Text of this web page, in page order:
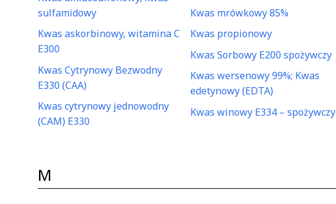
sulfamidowy
Kwas askorbinowy, witamina C
E300
Kwas Cytrynowy Bezwodny
E330 (CAA)
Kwas cytrynowy jednowodny
(CAM) E330
Kwas mrówkowy 85%
Kwas propionowy
Kwas Sorbowy E200 spożywczy
Kwas wersenowy 99%; Kwas
edetynowy (EDTA)
Kwas winowy E334 – spożywczy
M